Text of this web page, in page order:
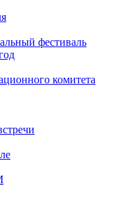
фестиваль
комитета